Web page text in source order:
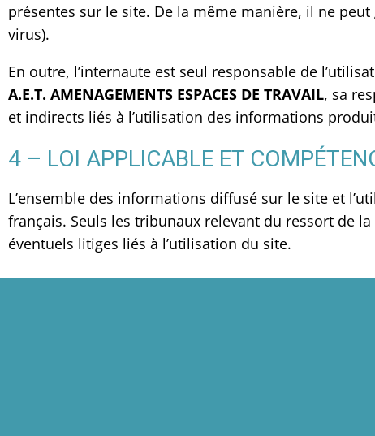
présentes sur le site. De la même manière, il ne
virus).
En outre, l’internaute est seul responsable de
A.E.T. AMENAGEMENTS ESPACES DE TRAVAIL, sa
et indirects liés à l’utilisation des informations
4 – LOI APPLICABLE ET
L’ensemble des informations diffusé sur le site et
français. Seuls les tribunaux relevant du ressort de
éventuels litiges liés à l’utilisation du site.